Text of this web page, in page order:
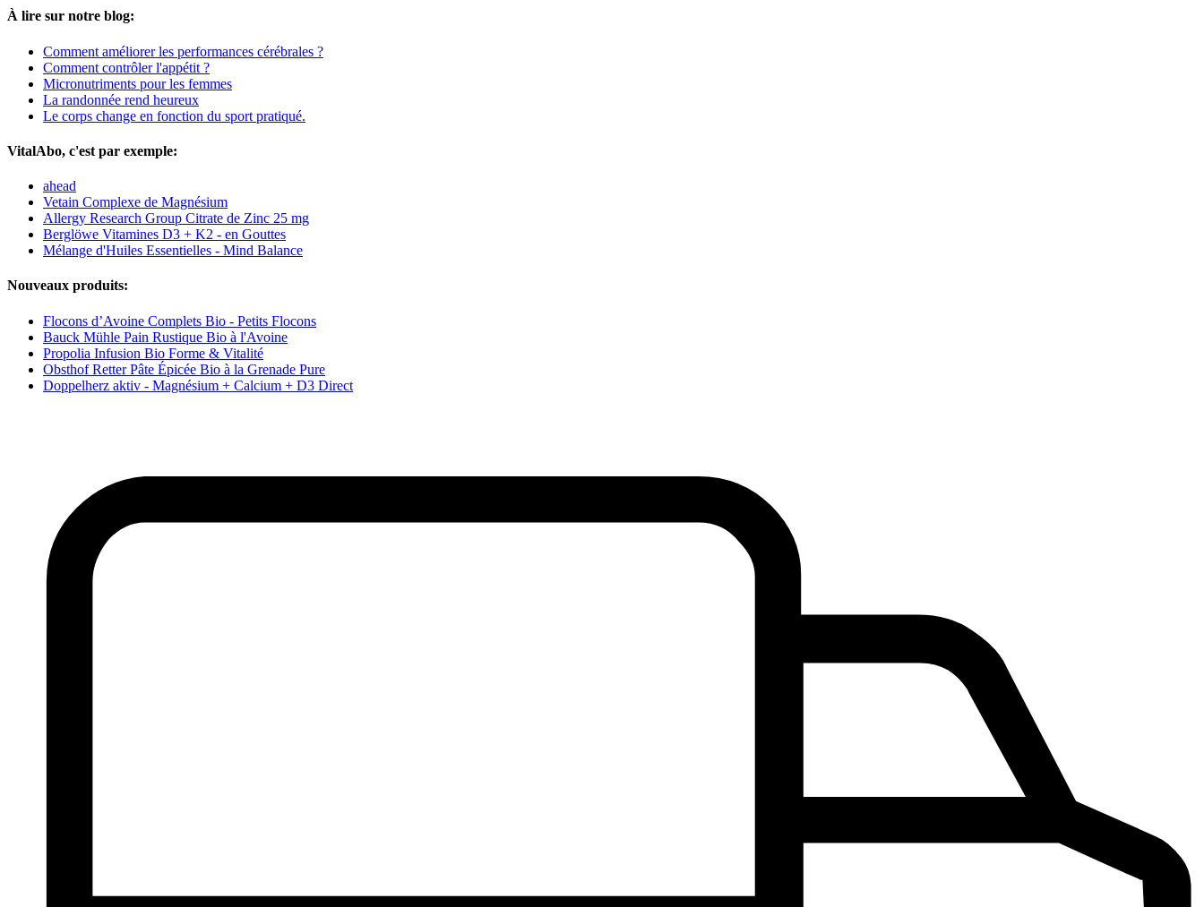
À lire sur notre blog:
Comment améliorer les performances cérébrales ?
Comment contrôler l'appétit ?
Micronutriments pour les femmes
La randonnée rend heureux
Le corps change en fonction du sport pratiqué.
VitalAbo, c'est par exemple:
ahead
Vetain Complexe de Magnésium
Allergy Research Group Citrate de Zinc 25 mg
Berglöwe Vitamines D3 + K2 - en Gouttes
Mélange d'Huiles Essentielles - Mind Balance
Nouveaux produits:
Flocons d’Avoine Complets Bio - Petits Flocons
Bauck Mühle Pain Rustique Bio à l'Avoine
Propolia Infusion Bio Forme & Vitalité
Obsthof Retter Pâte Épicée Bio à la Grenade Pure
Doppelherz aktiv - Magnésium + Calcium + D3 Direct